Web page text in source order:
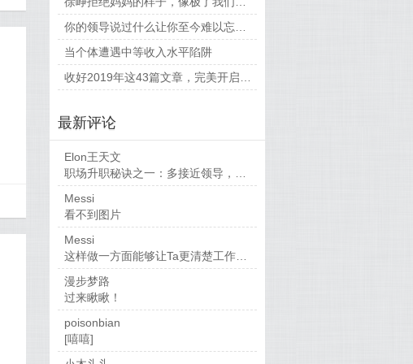
当个体遭遇中等收入水平陷阱
最新评论
Elon王天文
职场升职秘诀之一：多接近领导，当然，多做...
Messi
看不到图片
Messi
这样做一方面能够让Ta更清楚工作要求，也...
漫步梦路
过来瞅瞅！
poisonbian
[嘻嘻]